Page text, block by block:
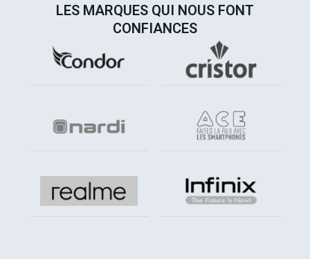
LES MARQUES QUI NOUS FONT
CONFIANCES